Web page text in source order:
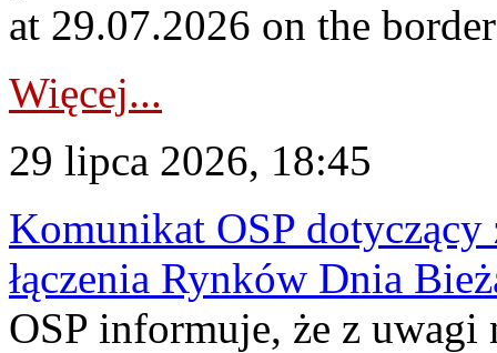
at 29.07.2026 on the
Więcej...
29 lipca 2026, 18:45
Komunikat OSP dotyczący
łączenia Rynków Dnia
OSP informuje, że z uwagi